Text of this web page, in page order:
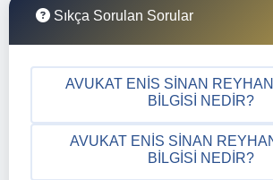
Sıkça Sorulan Sorular
AVUKAT ENIS SINAN
BILGISI NEDIR?
AVUKAT ENIS SINAN
BILGISI NEDIR?